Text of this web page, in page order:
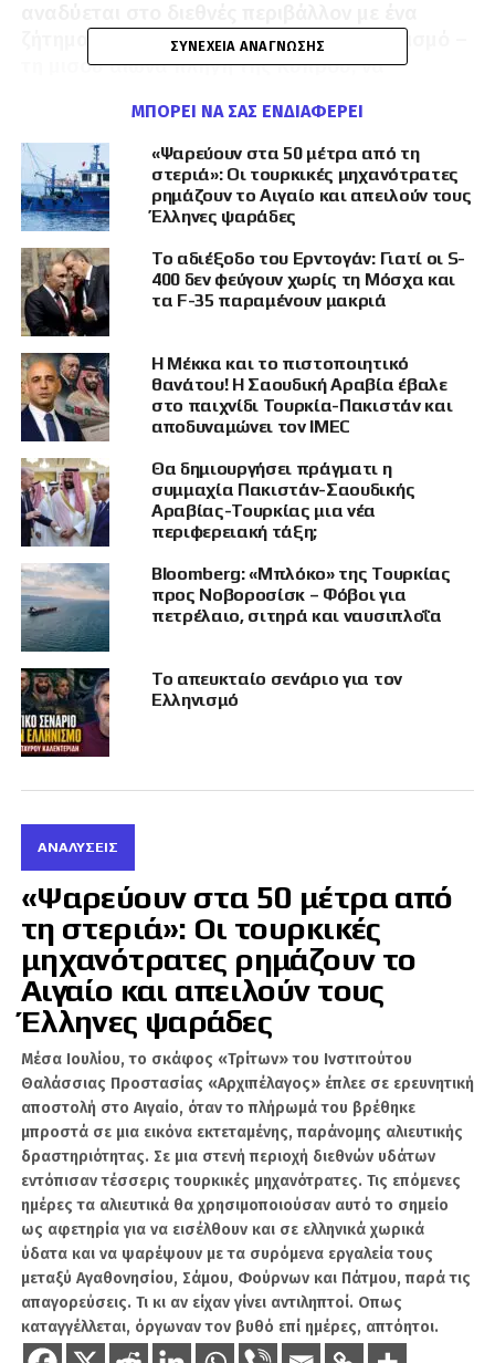
ζήτημα εξίσου θεμελιώδες για τον Ελληνισμό –
τη μισού αιώνα πληγή της Κύπρου, να
Η ανάλυση που ακολουθεί, μέσα από το
πρίσμα του ρεαλισμού στις διεθνείς
σχέσεις, διερευνά πώς η θέση της
Ελλάδας στον πόλεμο της Ουκρανίας
αντανακλά τις δυναμικές της διεθνούς
ισχύος και γιατί η επιρροή ενός κράτους
εξαρτάται από τη διπλωματική και
στρατηγική του εμβέλεια.
Η ρωσική οπτική:
ΝΑΤΟ, Ουκρανία και
“κόκκινες γραμμές”
Για να γίνει κατανοητή η ελληνική στάση,
πρέπει πρώτα να αποσαφηνιστεί το ευρύτερο
γεωπολιτικό πλαίσιο που προκάλεσε τον
πόλεμο. Από ρεαλιστική σκοπιά, η Ρωσία
αισθάνθηκε ολοένα μεγαλύτερη πίεση και
απειλή από την προοπτική ένταξης της
Ουκρανίας στο ΝΑΤΟ. Ήδη από το τέλος του
“ούτε μια ίντσα προς ανατολάς”
συνόρων της ενωμένης Γερμανίας​ (National
Security Archive, 2017).
Παρότι αυτές οι διαβεβαιώσεις δεν
αποτυπώθηκαν σε επίσημη συνθήκη, στη
ρωσική συνείδηση λειτούργησαν ως de facto
συμφωνία. Η απόφαση του ΝΑΤΟ στη Σύνοδο
του Βουκουρεστίου το 2008, που χαιρέτισε τις
ευρωατλαντικές φιλοδοξίες της Ουκρανίας και
της Γεωργίας και διακήρυξε ότι «οι χώρες
αυτές θα γίνουν μέλη του ΝΑΤΟ»στο μέλλον
(NATO 2008), αποτέλεσε σημείο καμπής​.Η
Ρωσία εξέλαβε αυτή τη δήλωση ως ευθεία
παραβίαση του πνεύματος των υποσχέσεων
του 1990 και ως απειλή για τη δική της
ασφάλεια.
Από την ρεαλιστική οπτική, δεν προκαλεί
ΣΥΝΈΧΕΙΑ ΑΝΆΓΝΩΣΗΣ
ΜΠΟΡΕΊ ΝΑ ΣΑΣ ΕΝΔΙΑΦΈΡΕΙ
«Ψαρεύουν στα 50 μέτρα από τη
στεριά»: Οι τουρκικές μηχανότρατες
ρημάζουν το Αιγαίο και απειλούν τους
Έλληνες ψαράδες
Το αδιέξοδο του Ερντογάν: Γιατί οι S-
400 δεν φεύγουν χωρίς τη Μόσχα και
τα F-35 παραμένουν μακριά
Η Μέκκα και το πιστοποιητικό
θανάτου! Η Σαουδική Αραβία έβαλε
στο παιχνίδι Τουρκία-Πακιστάν και
αποδυναμώνει τον IMEC
Θα δημιουργήσει πράγματι η
συμμαχία Πακιστάν-Σαουδικής
Αραβίας-Τουρκίας μια νέα
περιφερειακή τάξη;
Bloomberg: «Μπλόκο» της Τουρκίας
προς Νοβοροσίσκ – Φόβοι για
πετρέλαιο, σιτηρά και ναυσιπλοΐα
Το απευκταίο σενάριο για τον
Ελληνισμό
ΑΝΑΛΎΣΕΙΣ
«Ψαρεύουν στα 50 μέτρα από
τη στεριά»: Οι τουρκικές
μηχανότρατες ρημάζουν το
Αιγαίο και απειλούν τους
Έλληνες ψαράδες
Mέσα Ιουλίου, το σκάφος «Τρίτων» του Ινστιτούτου
Θαλάσσιας Προστασίας «Αρχιπέλαγος» έπλεε σε ερευνητική
αποστολή στο Αιγαίο, όταν το πλήρωμά του βρέθηκε
μπροστά σε μια εικόνα εκτεταμένης, παράνομης αλιευτικής
δραστηριότητας. Σε μια στενή περιοχή διεθνών υδάτων
εντόπισαν τέσσερις τουρκικές μηχανότρατες. Τις επόμενες
ημέρες τα αλιευτικά θα χρησιμοποιούσαν αυτό το σημείο
ως αφετηρία για να εισέλθουν και σε ελληνικά χωρικά
ύδατα και να ψαρέψουν με τα συρόμενα εργαλεία τους
μεταξύ Αγαθονησίου, Σάμου, Φούρνων και Πάτμου, παρά τις
απαγορεύσεις. Τι κι αν είχαν γίνει αντιληπτοί. Οπως
καταγγέλλεται, όργωναν τον βυθό επί ημέρες, απτόητοι.